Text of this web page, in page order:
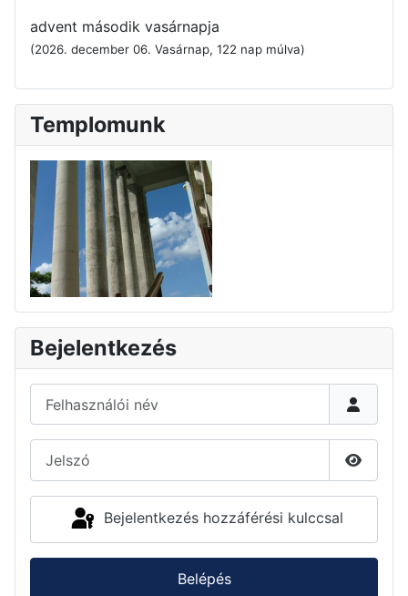
advent második vasárnapja
(2026. december 06. Vasárnap, 122 nap múlva)
Templomunk
Bejelentkezés
Felhasználói név
Jelszó
Bejelentkezés hozzáférési kulccsal
Belépés